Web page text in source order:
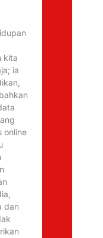
kita
ia
online
dan